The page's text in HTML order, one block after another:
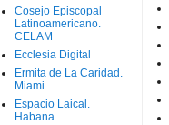
Cosejo Episcopal
Latinoamericano.
CELAM
Ecclesia Digital
Ermita de La Caridad.
Miami
Espacio Laical.
Habana